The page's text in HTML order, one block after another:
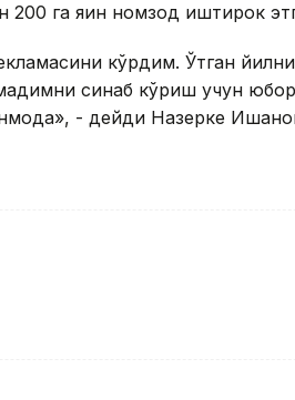
га яқин номзод иштирок
кўрдим. Ўтган
синаб кўриш учун
- дейди Назерке